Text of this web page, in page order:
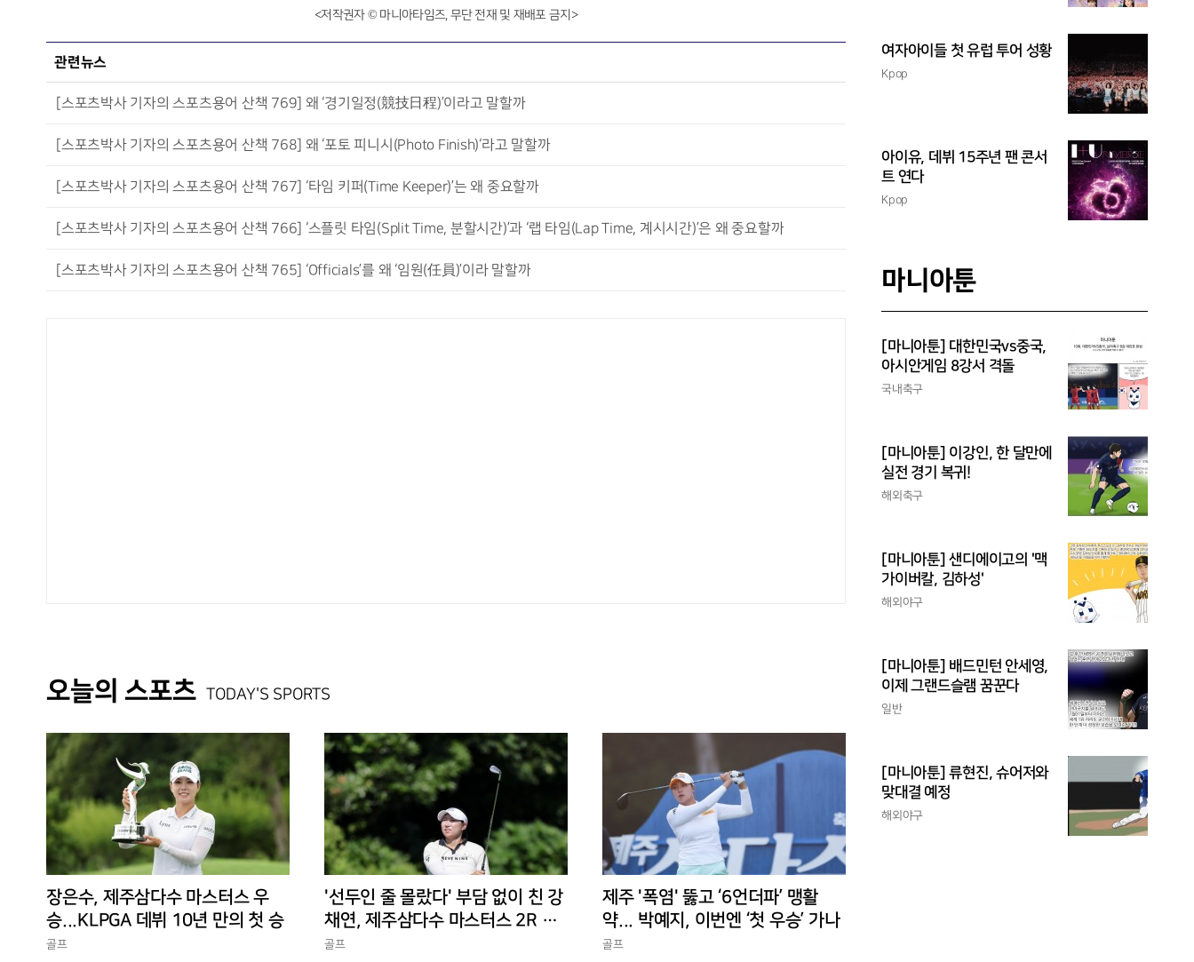
<저작권자 © 마니아타임즈, 무단 전재 및 재배포 금지>
관련뉴스
[스포츠박사 기자의 스포츠용어 산책 769] 왜 ‘경기일정(競技日程)’이라고 말할까
[스포츠박사 기자의 스포츠용어 산책 768] 왜 ‘포토 피니시(Photo Finish)‘라고 말할까
[스포츠박사 기자의 스포츠용어 산책 767] ‘타임 키퍼(Time Keeper)’는 왜 중요할까
[스포츠박사 기자의 스포츠용어 산책 766] ‘스플릿 타임(Split Time, 분할시간)’과 ‘랩 타임(Lap Time, 계시시간)’은 왜 중요할까
[스포츠박사 기자의 스포츠용어 산책 765] ‘Officials’를 왜 ‘임원(任員)’이라 말할까
오늘의 스포츠 TODAY'S SPORTS
장은수, 제주삼다수 마스터스 우
승...KLPGA 데뷔 10년 만의 첫 승
골프
'선두인 줄 몰랐다' 부담 없이 친 강
채연, 제주삼다수 마스터스 2R 단
독 선두
골프
제주 '폭염' 뚫고 ‘6언더파’ 맹활
약... 박예지, 이번엔 ‘첫 우승’ 가나
골프
여자아이들 첫 유럽 투어 성황
Kpop
아이유, 데뷔 15주년 팬 콘서
트 연다
Kpop
마니아툰
[마니아툰] 대한민국vs중국,
아시안게임 8강서 격돌
국내축구
[마니아툰] 이강인, 한 달만에
실전 경기 복귀!
해외축구
[마니아툰] 샌디에이고의 '맥
가이버칼, 김하성'
해외야구
[마니아툰] 배드민턴 안세영,
이제 그랜드슬램 꿈꾼다
일반
[마니아툰] 류현진, 슈어저와
맞대결 예정
해외야구